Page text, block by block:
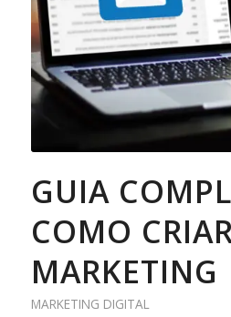
GUIA
COMO
MARKETING
MARKETING DIGITAL